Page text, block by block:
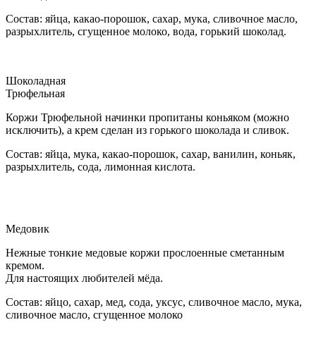
Состав: яйца, какао-порошок, сахар, мука, сливочное масло,
разрыхлитель, сгущенное молоко, вода, горький шоколад.
Шоколадная
Трюфельная
Коржи Трюфельной начинки пропитаны коньяком (можно
исключить), а крем сделан из горького шоколада и сливок.
Состав: яйца, мука, какао-порошок, сахар, ванилин, коньяк,
разрыхлитель, сода, лимонная кислота.
Медовик
Нежные тонкие медовые коржи прослоенные сметанным
кремом.
Для настоящих любителей мёда.
Состав: яйцо, сахар, мед, сода, уксус, сливочное масло, мука,
сливочное масло, сгущенное молоко